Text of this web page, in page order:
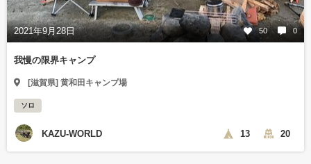
2021年9月28日 50 0
我慢の限界キャンプ
[滋賀県] 黄和田キャンプ場
ソロ
KAZU-WORLD 13 20